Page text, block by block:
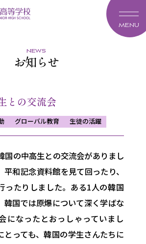
MENU
news
お知らせ
との交流会
グローバル教育 生徒の活躍
国の中高生との交流会がありまし
平和記念資料館を見て回ったり、
たりしました。 ある1人の韓国
韓国では原爆について深く学ばな
になったとおっし ゃっていまし
とっても、韓国の学生さんたちに